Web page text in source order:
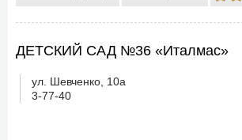
ДЕТСКИЙ САД №36 «Италмас»
ул. Шевченко, 10а
3-77-40